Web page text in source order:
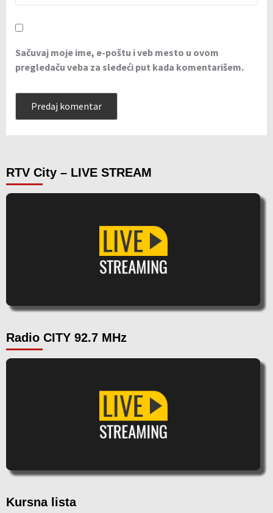
Sačuvaj moje ime, e-poštu i veb mesto u ovom
pregledaču veba za sledeći put kada komentarišem.
RTV City – LIVE STREAM
Radio CITY 92.7 MHz
Kursna lista